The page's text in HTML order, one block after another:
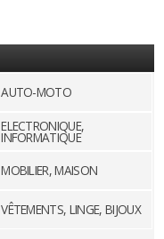
AUTO-MOTO
ELECTRONIQUE,
INFORMATIQUE
MOBILIER, MAISON
VÊTEMENTS, LINGE, BIJOUX